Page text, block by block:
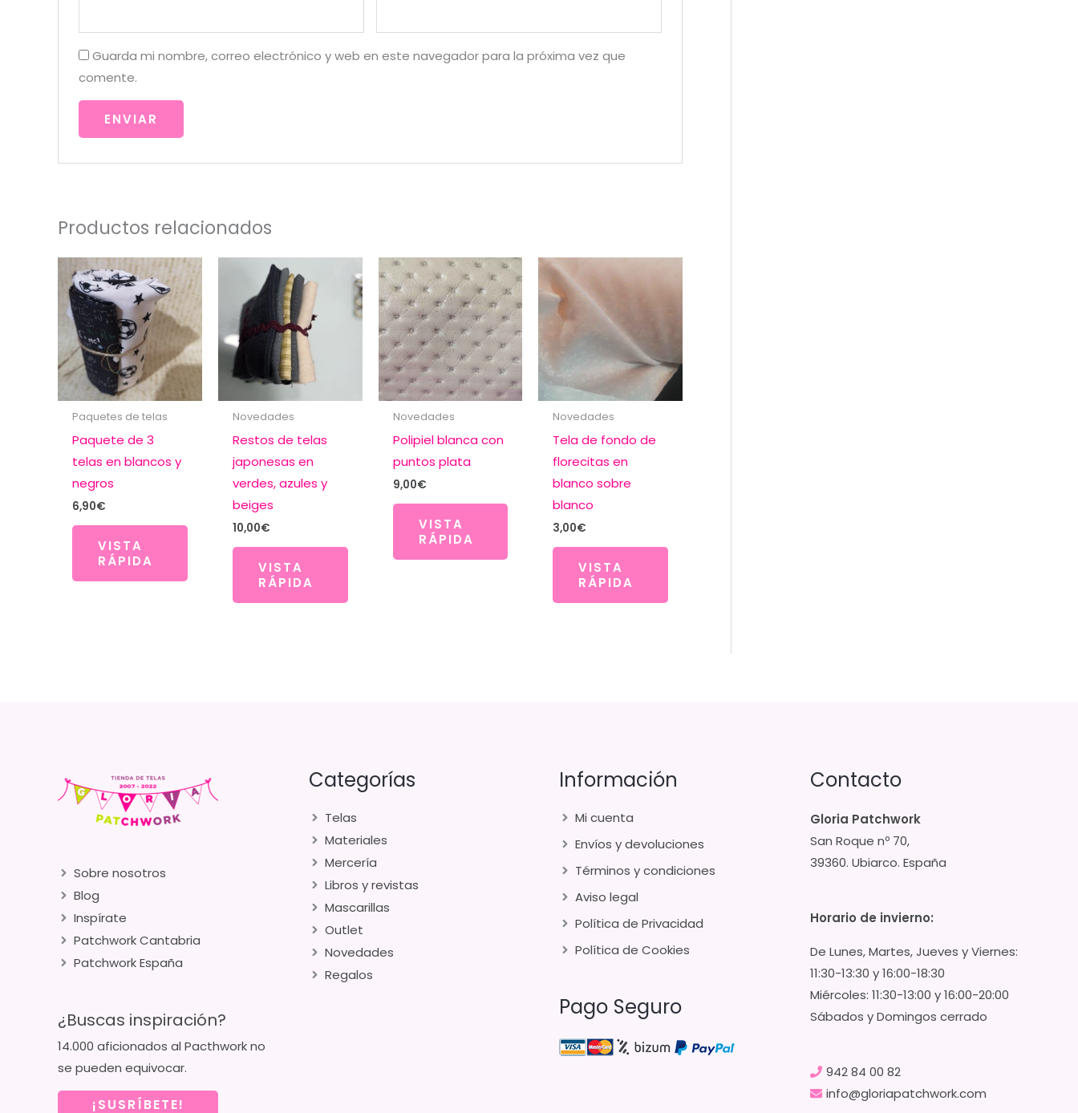
Guarda mi nombre, correo electrónico y web en este navegador para la próxima vez que
comente.
Productos relacionados
Paquetes de telas
Paquete de 3
telas en blancos y
negros
6,90€
VISTA
RÁPIDA
Novedades
Restos de telas
japonesas en
verdes, azules y
beiges
10,00€
VISTA
RÁPIDA
Novedades
Polipiel blanca con
puntos plata
9,00€
VISTA
RÁPIDA
Novedades
Tela de fondo de
florecitas en
blanco sobre
blanco
3,00€
VISTA
RÁPIDA
Sobre nosotros
Blog
Inspírate
Patchwork Cantabria
Patchwork España
¿Buscas inspiración?
14.000 aficionados al Pacthwork no
se pueden equivocar.
¡SUSRÍBETE!
Categorías
Telas
Materiales
Mercería
Libros y revistas
Mascarillas
Outlet
Novedades
Regalos
Información
Mi cuenta
Envíos y devoluciones
Términos y condiciones
Aviso legal
Política de Privacidad
Política de Cookies
Pago Seguro
Contacto
Gloria Patchwork
San Roque nº 70,
39360. Ubiarco. España
Horario de invierno:
De Lunes, Martes, Jueves y Viernes:
11:30-13:30 y 16:00-18:30
Miércoles: 11:30-13:00 y 16:00-20:00
Sábados y Domingos cerrado
942 84 00 82
info@gloriapatchwork.com